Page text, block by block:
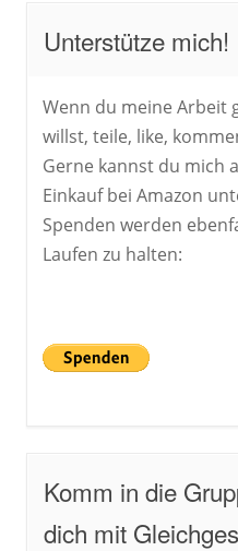
Unterstütze mich!
Wenn du meine Arbeit
willst, teile, like,
Gerne kannst du mich
Einkauf bei Amazon
Spenden werden
Laufen zu halten:
Komm in die
dich mit